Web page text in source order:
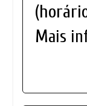
Mais